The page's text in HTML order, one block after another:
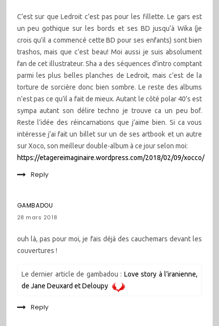
C’est sur que Ledroit c’est pas pour les fillette. Le gars est
un peu gothique sur les bords et ses BD jusqu’à Wika (je
crois qu’il a commencé cette BD pour ses enfants) sont bien
trashos, mais que c’est beau! Moi aussi je suis absolument
fan de cet illustrateur. Sha a des séquences d’intro comptant
parmi les plus belles planches de Ledroit, mais c’est de la
torture de sorcière donc bien sombre. Le reste des albums
n’est pas ce qu’il a fait de mieux. Autant le côté polar 40’s est
sympa autant son délire techno je trouve ca un peu bof.
Reste l’idée des réincarnations que j’aime bien. Si ca vous
intéresse j’ai fait un billet sur un de ses artbook et un autre
sur Xoco, son meilleur double-album à ce jour selon moi:
https://etagereimaginaire.wordpress.com/2018/02/09/xocco/
Reply
GAMBADOU
28 mars 2018
ouh là, pas pour moi, je fais déjà des cauchemars devant les
couvertures !
Le dernier article de gambadou : Love story à l’iranienne,
de Jane Deuxard et Deloupy
Reply